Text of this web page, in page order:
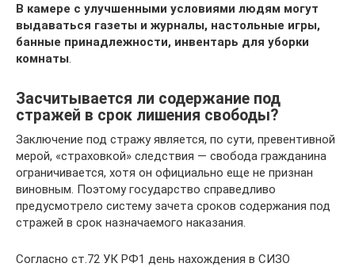
В камере с улучшенными условиями людям могут
выдаваться газеты и журналы, настольные игры,
банные принадлежности, инвентарь для уборки
комнаты
Засчитывается ли содержание под
стражей в срок лишения свободы?
Заключение под стражу является, по сути, превентивной
мерой, «страховкой» следствия — свобода гражданина
ограничивается, хотя он официально еще не признан
виновным. Поэтому государство справедливо
предусмотрело систему зачета сроков содержания под
стражей в срок назначаемого наказания.
Согласно ст.72 УК РФ1 день нахождения в СИЗО